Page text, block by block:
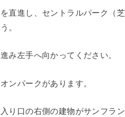
直進し、セントラルパーク（
。
み左手へ向かってください。
ンパークがあります。
り口の右側の建物がサンフラ